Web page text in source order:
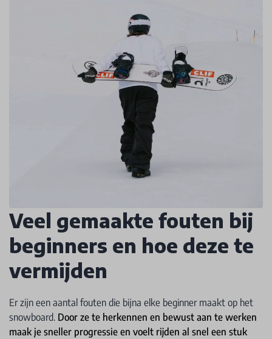
Veel gemaakte fouten bij
beginners en hoe deze te
vermijden
Er zijn een aantal fouten die bijna elke beginner maakt op het
snowboard. Door ze te herkennen en bewust aan te werken
maak je sneller progressie en voelt rijden al snel een stuk